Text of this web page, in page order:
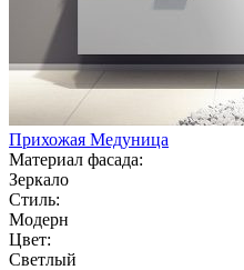
Прихожая Медуница
Материал фасада:
Зеркало
Стиль:
Модерн
Цвет:
Светлый